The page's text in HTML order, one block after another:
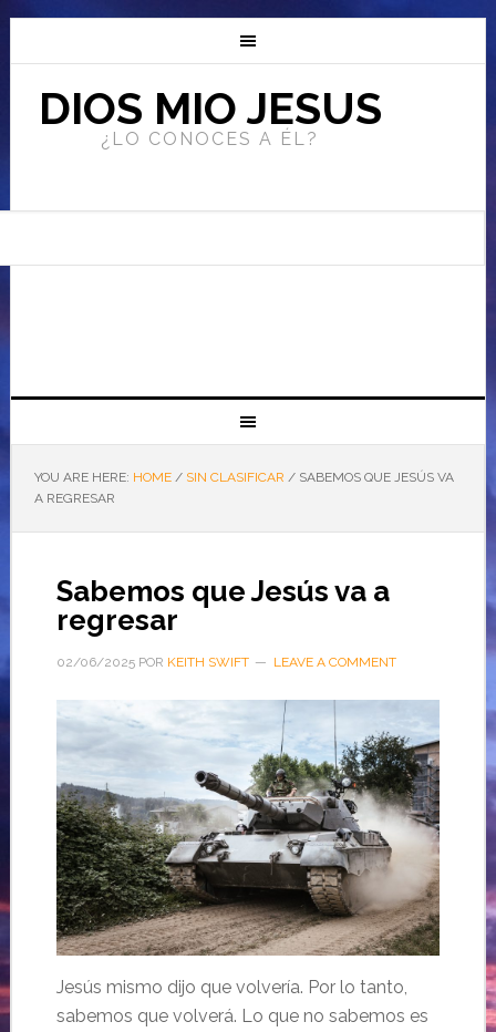
DIOS MIO JESUS
¿LO CONOCES A ÉL?
YOU ARE HERE: HOME / SIN CLASIFICAR /SABEMOS QUE JESÚS VA
A REGRESAR
Sabemos que Jesús va a
regresar
02/06/2025POR KEITH SWIFT LEAVE A COMMENT
Jesús mismo dijo que volvería. Por lo tanto,
sabemos que volverá. Lo que no sabemos es